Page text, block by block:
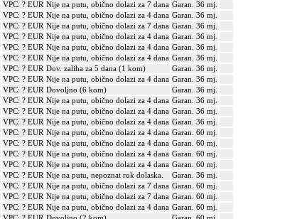
VPC: ? EUR Nije na putu, obično dolazi za 7 dana Garan. 36 mj.
VPC: ? EUR Nije na putu, obično dolazi za 4 dana Garan. 36 mj.
VPC: ? EUR Nije na putu, obično dolazi za 7 dana Garan. 36 mj.
VPC: ? EUR Nije na putu, obično dolazi za 4 dana Garan. 36 mj.
VPC: ? EUR Nije na putu, obično dolazi za 4 dana Garan. 36 mj.
VPC: ? EUR Nije na putu, obično dolazi za 4 dana Garan. 36 mj.
VPC: ? EUR Dov. zaliha za 5 dana (1 kom)
Garan. 36 mj.
VPC: ? EUR Nije na putu, obično dolazi za 4 dana Garan. 36 mj.
VPC: ? EUR Dovoljno (6 kom)
Garan. 36 mj.
VPC: ? EUR Nije na putu, obično dolazi za 4 dana Garan. 36 mj.
VPC: ? EUR Nije na putu, obično dolazi za 4 dana Garan. 36 mj.
VPC: ? EUR Nije na putu, obično dolazi za 4 dana Garan. 36 mj.
VPC: ? EUR Nije na putu, obično dolazi za 4 dana Garan. 60 mj.
VPC: ? EUR Nije na putu, obično dolazi za 4 dana Garan. 60 mj.
VPC: ? EUR Nije na putu, obično dolazi za 4 dana Garan. 60 mj.
VPC: ? EUR Nije na putu, obično dolazi za 4 dana Garan. 60 mj.
VPC: ? EUR Nije na putu, nepoznat rok dolaska.
Garan. 36 mj.
VPC: ? EUR Nije na putu, obično dolazi za 7 dana Garan. 60 mj.
VPC: ? EUR Nije na putu, obično dolazi za 7 dana Garan. 60 mj.
VPC: ? EUR Nije na putu, obično dolazi za 4 dana Garan. 60 mj.